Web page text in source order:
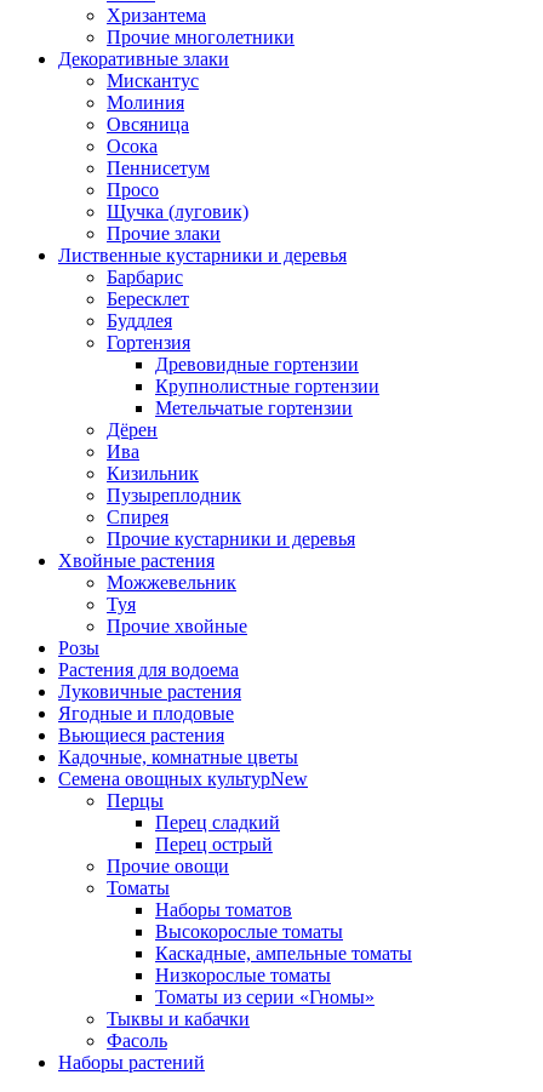
Хризантема
Прочие многолетники
Декоративные злаки
Мискантус
Молиния
Овсяница
Осока
Пеннисетум
Просо
Щучка (луговик)
Прочие злаки
Лиственные кустарники и деревья
Барбарис
Бересклет
Буддлея
Гортензия
Древовидные гортензии
Крупнолистные гортензии
Метельчатые гортензии
Дёрен
Ива
Кизильник
Пузыреплодник
Спирея
Прочие кустарники и деревья
Хвойные растения
Можжевельник
Туя
Прочие хвойные
Розы
Растения для водоема
Луковичные растения
Ягодные и плодовые
Вьющиеся растения
Кадочные, комнатные цветы
Семена овощных культурNew
Перцы
Перец сладкий
Перец острый
Прочие овощи
Томаты
Наборы томатов
Высокорослые томаты
Каскадные, ампельные томаты
Низкорослые томаты
Томаты из серии «Гномы»
Тыквы и кабачки
Фасоль
Наборы растений